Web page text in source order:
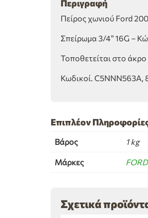
Περιγραφή
Πείρος χωνιού Ford
Σπείρωμα 3/4” 16G –
Τοποθετείται στο
Κωδικοί. C5NNN563A,
Επιπλέον
Βάρος 1 kg
Μάρκες FORD
Σχετικά